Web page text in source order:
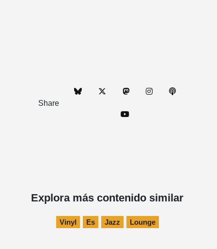
Share
Explora más contenido similar
Vinyl Es Jazz Lounge